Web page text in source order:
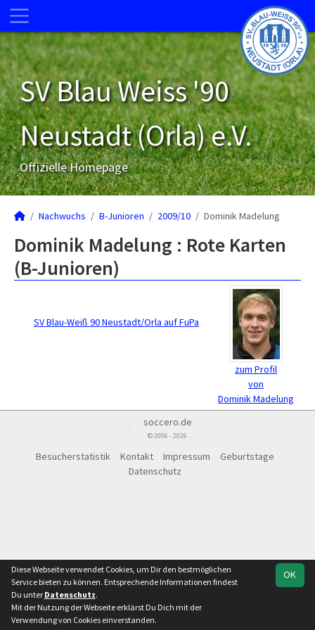
SV Blau Weiss '90
Neustadt (Orla) e.V.
Offizielle Homepage
Nachwuchs B-Junioren 2009/10 Dominik Madelung
Dominik Madelung : Rote Karten
(B-Junioren)
zum Profil
von
Dominik Madelung
SV Blau-Weiß 90 Neustadt/Orla auf FuPa
soccero.de
© 2006 - 2026
Besucherstatistik Kontakt Impressum
Geburtstage
Datenschutz
OK
Diese Webseite verwendet Cookies, um Dir den bestmöglichen
Service bieten zu können. Entsprechende Informationen findest
Du unter Datenschutz.
Mit der Nutzung der Webseite erklärst Du Dich mit der
Verwendung von Cookies einverstanden.